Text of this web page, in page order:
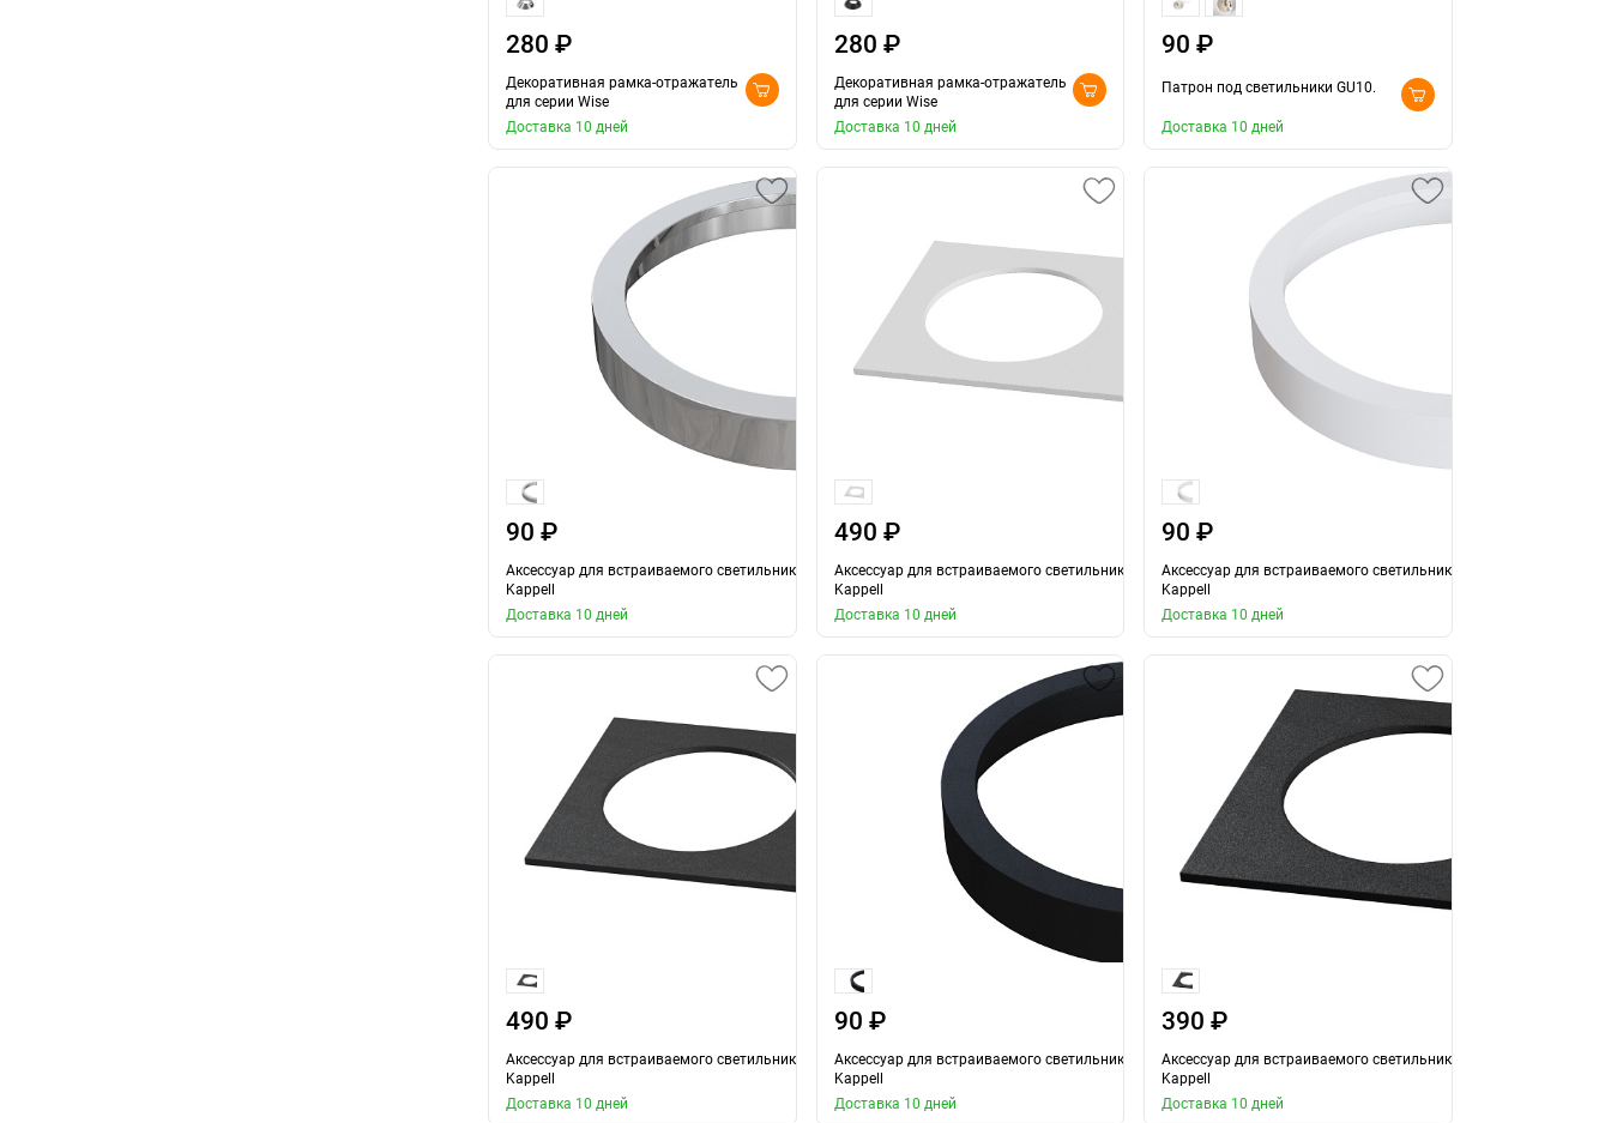
280 ₽
Декоративная рамка-отражатель
для серии Wise
Доставка 10 дней
280 ₽
Декоративная рамка-отражатель
для серии Wise
Доставка 10 дней
90 ₽
Патрон под светильники GU10.
Доставка 10 дней
90 ₽
Аксессуар для встраиваемого светильника
Kappell
Доставка 10 дней
490 ₽
Аксессуар для встраиваемого светильника
Kappell
Доставка 10 дней
90 ₽
Аксессуар для встраиваемого светильника
Kappell
Доставка 10 дней
490 ₽
Аксессуар для встраиваемого светильника
Kappell
Доставка 10 дней
90 ₽
Аксессуар для встраиваемого светильника
Kappell
Доставка 10 дней
390 ₽
Аксессуар для встраиваемого светильника
Kappell
Доставка 10 дней